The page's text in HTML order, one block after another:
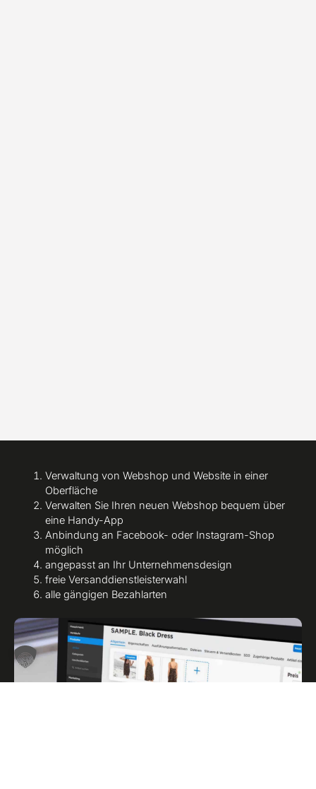
Verwaltung von Webshop und Website in einer
Oberfläche
Verwalten Sie Ihren neuen Webshop bequem über
eine Handy-App
Anbindung an Facebook- oder Instagram-Shop
möglich
angepasst an Ihr Unternehmensdesign
freie Versanddienstleisterwahl
alle gängigen Bezahlarten